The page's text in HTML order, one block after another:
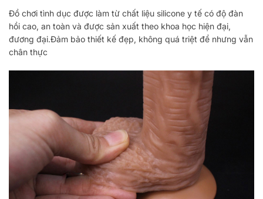
Đồ chơi tình dục được làm từ chất liệu silicone y tế có độ đàn
hồi cao, an toàn và được sản xuất theo khoa học hiện đại,
đương đại.Đảm bảo thiết kế đẹp, không quá triệt để nhưng vẫn
chân thực